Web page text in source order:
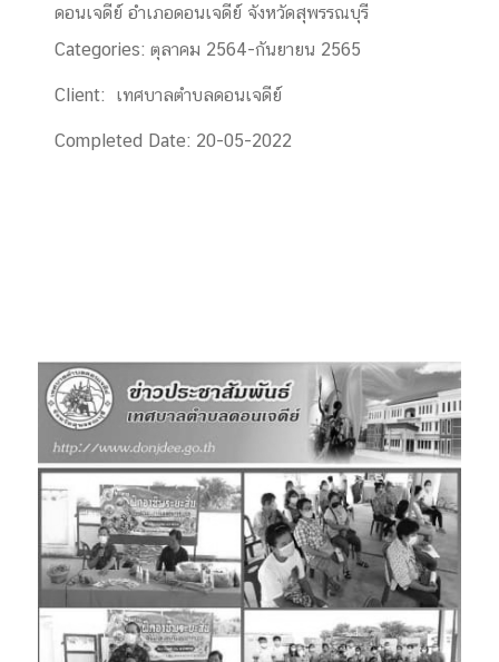
ดอนเจดีย์ อำเภอดอนเจดีย์ จังหวัดสุพรรณบุรี
Categories: ตุลาคม 2564-กันยายน 2565
Client: เทศบาลตำบลดอนเจดีย์
Completed Date: 20-05-2022